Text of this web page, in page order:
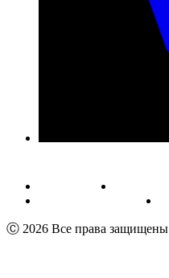
Публичная оферта
Пользовательское соглашение
Ⓒ 2026 Все права защищены